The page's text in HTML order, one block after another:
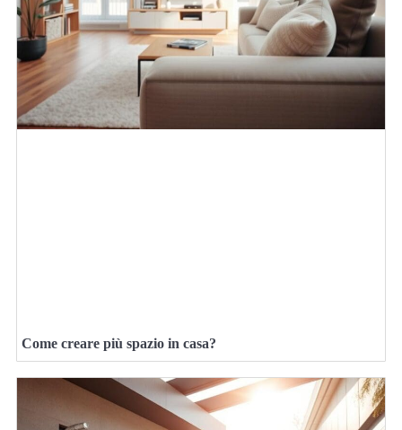
Come creare più spazio in casa?